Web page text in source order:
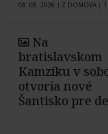
08. 08. 2026 | Z DOMOVA |
Na
bratislavskom
Kamzíku v
otvoria nové
Šantisko pre